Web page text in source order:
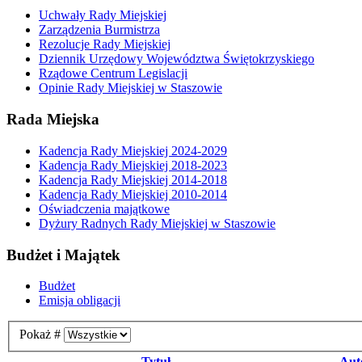
Uchwały Rady Miejskiej
Zarządzenia Burmistrza
Rezolucje Rady Miejskiej
Dziennik Urzędowy Województwa Świętokrzyskiego
Rządowe Centrum Legislacji
Opinie Rady Miejskiej w Staszowie
Rada Miejska
Kadencja Rady Miejskiej 2024-2029
Kadencja Rady Miejskiej 2018-2023
Kadencja Rady Miejskiej 2014-2018
Kadencja Rady Miejskiej 2010-2014
Oświadczenia majątkowe
Dyżury Radnych Rady Miejskiej w Staszowie
Budżet i Majątek
Budżet
Emisja obligacji
Pokaż #